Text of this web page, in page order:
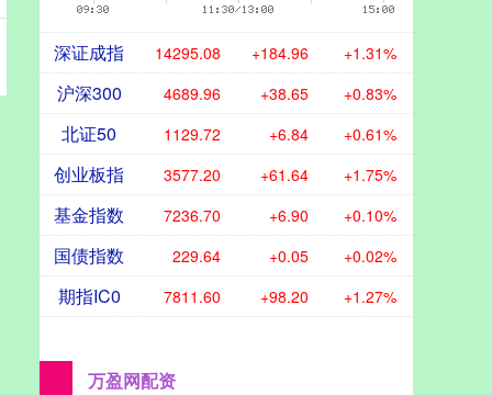
深证成指 14295.08 +184.96 +1.31%
沪深300 4689.96 +38.65 +0.83%
北证50 1129.72 +6.84 +0.61%
创业板指 3577.20 +61.64 +1.75%
基金指数 7236.70 +6.90 +0.10%
国债指数 229.64 +0.05 +0.02%
期指IC0 7811.60 +98.20 +1.27%
万盈网配资